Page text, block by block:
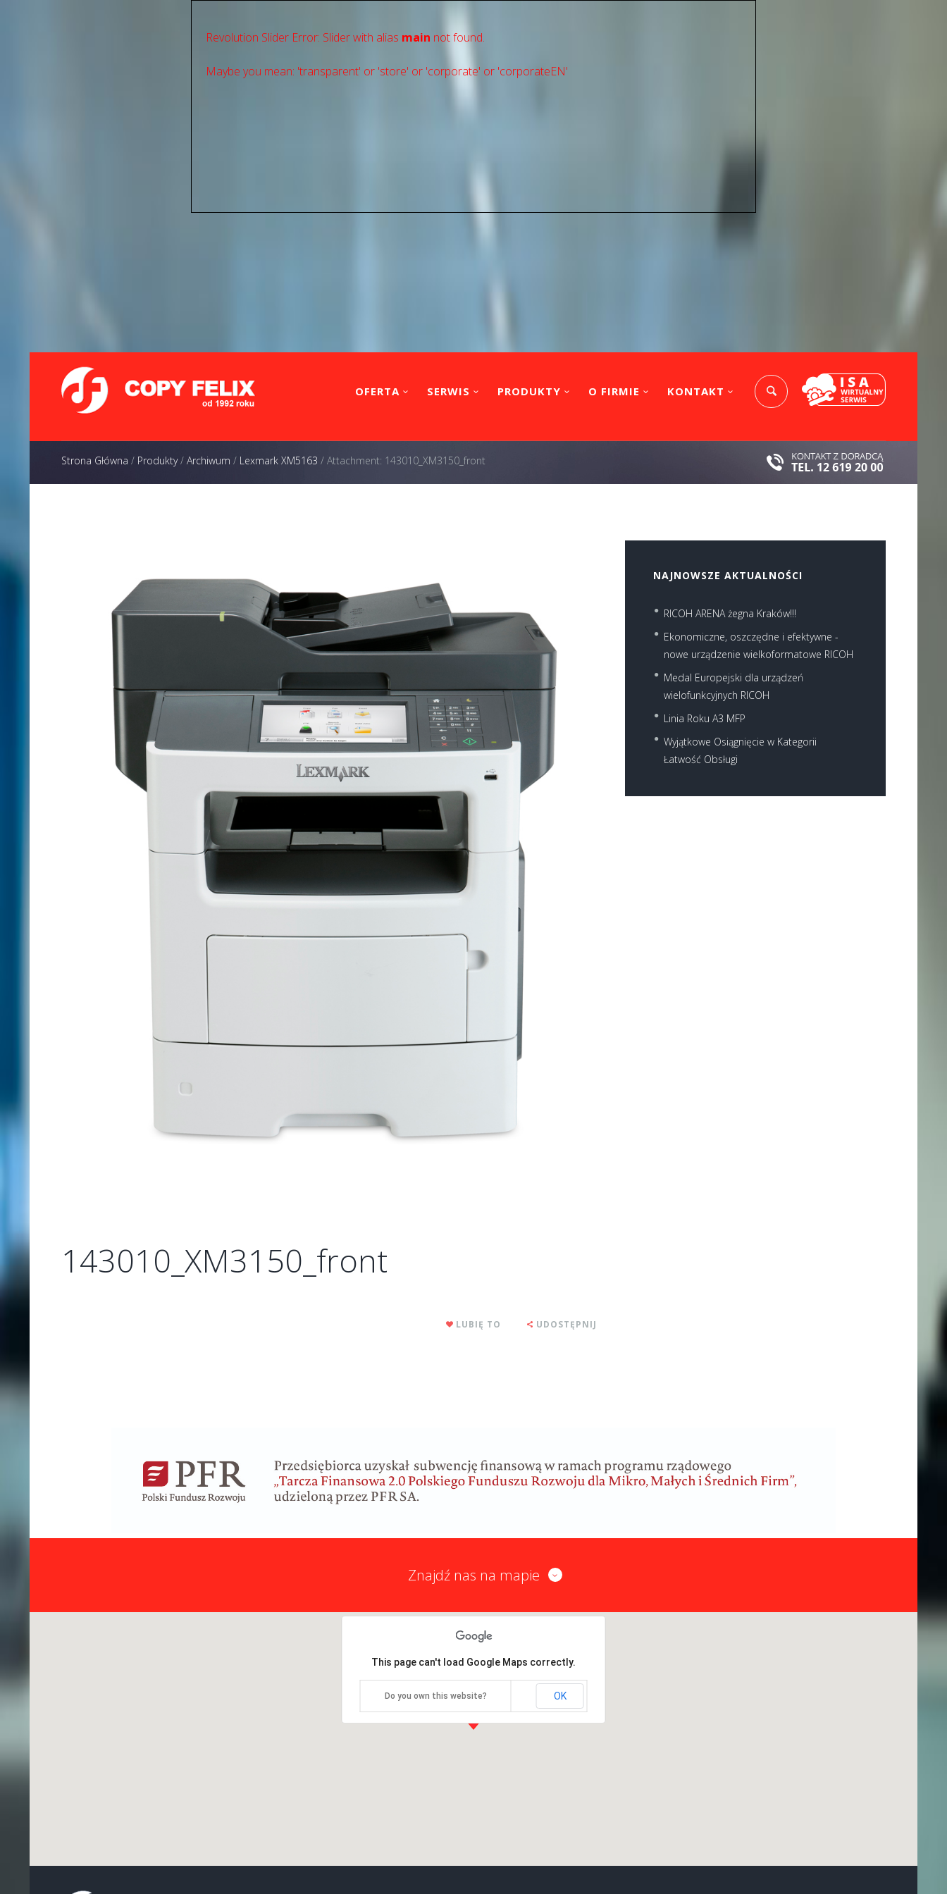
Revolution Slider Error: Slider with alias main not found.
Maybe you mean: 'transparent' or 'store' or 'сorporate' or 'corporateEN'
OFERTA SERWIS PRODUKTY O FIRMIE KONTAKT
Strona Główna / Produkty/ Archiwum / Lexmark XM5163 / Attachment: 143010_XM3150_front
143010_XM3150_front
LUBIĘ TO UDOSTĘPNIJ
NAJNOWSZE AKTUALNOŚCI
RICOH ARENA żegna Kraków!!!
Ekonomiczne, oszczędne i efektywne -
nowe urządzenie wielkoformatowe RICOH
Medal Europejski dla urządzeń
wielofunkcyjnych RICOH
Linia Roku A3 MFP
Wyjątkowe Osiągnięcie w Kategorii
Łatwość Obsługi
Znajdź nas na mapie
This page can't load Google Maps correctly.
Do you own this website? OK